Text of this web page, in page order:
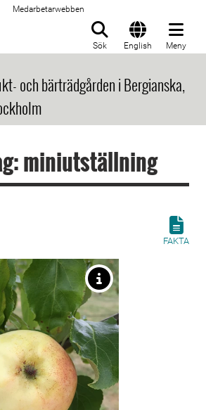
Medarbetarwebben
Sök English Meny
och bärträdgården i Bergianska,
miniutställning
FAKTA